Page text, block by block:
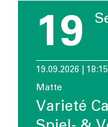
19
19.09.2026 |
Matte
Varieté